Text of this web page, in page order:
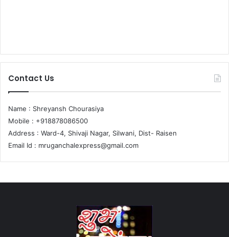
Contact Us
Name : Shreyansh Chourasiya
Mobile : +918878086500
Address : Ward-4, Shivaji Nagar, Silwani, Dist- Raisen
Email Id : mruganchalexpress@gmail.com